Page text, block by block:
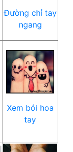
Đường chỉ tay
ngang
Xem bói hoa
tay